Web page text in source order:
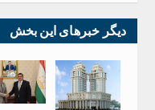
دیگر خبرهای این بخش